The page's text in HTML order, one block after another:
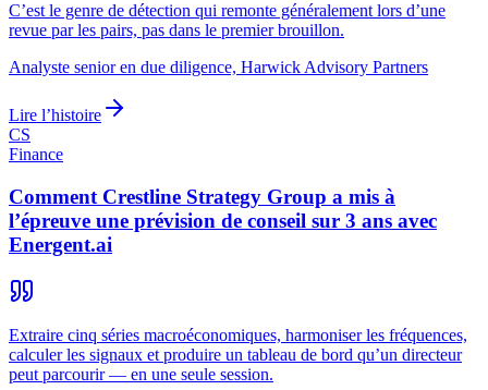
C’est le genre de détection qui remonte généralement lors d’une
revue par les pairs, pas dans le premier brouillon.
Analyste senior en due diligence, Harwick Advisory Partners
Lire l’histoire
CS
Finance
Comment Crestline Strategy Group a mis à
l’épreuve une prévision de conseil sur 3 ans avec
Energent.ai
Extraire cinq séries macroéconomiques, harmoniser les fréquences,
calculer les signaux et produire un tableau de bord qu’un directeur
peut parcourir — en une seule session.